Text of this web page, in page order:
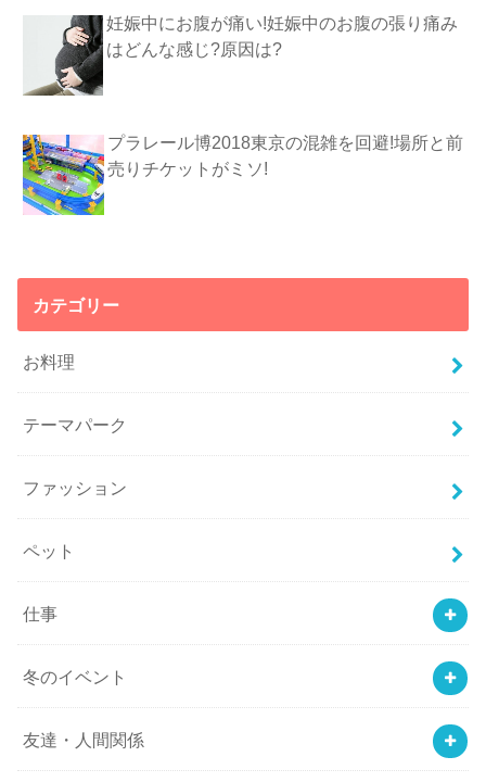
妊娠中にお腹が痛い!妊娠中のお腹の張り痛み
はどんな感じ?原因は?
プラレール博2018東京の混雑を回避!場所と前
売りチケットがミソ!
カテゴリー
お料理
テーマパーク
ファッション
ペット
仕事
冬のイベント
友達・人間関係